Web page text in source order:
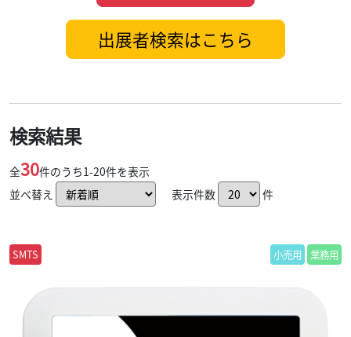
出展者検索はこちら
検索結果
全30件のうち1-20件を表示
並べ替え
表示件数 件
SMTS 小売用 業務用